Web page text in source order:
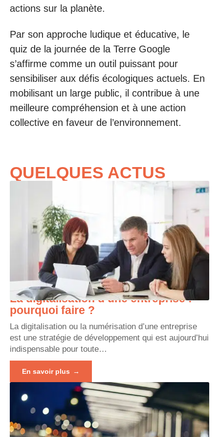
actions sur la planète.
Par son approche ludique et éducative, le
quiz de la journée de la Terre Google
s’affirme comme un outil puissant pour
sensibiliser aux défis écologiques actuels. En
mobilisant un large public, il contribue à une
meilleure compréhension et à une action
collective en faveur de l’environnement.
QUELQUES ACTUS
La digitalisation d’une entreprise :
pourquoi faire ?
La digitalisation ou la numérisation d’une entreprise
est une stratégie de développement qui est aujourd’hui
indispensable pour toute…
En savoir plus